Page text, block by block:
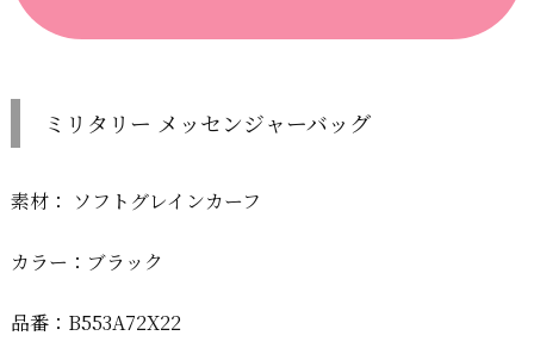
ミリタリー メッセンジャーバッグ
素材： ソフトグレインカーフ
カラー：ブラック
品番：B553A72X22